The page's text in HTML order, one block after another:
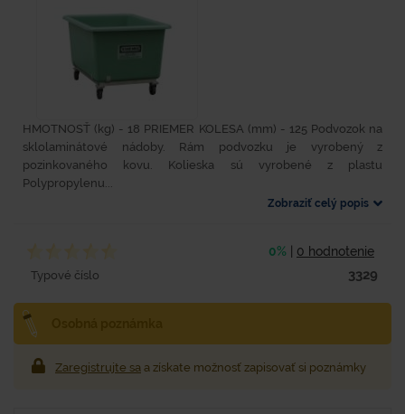
HMOTNOSŤ (kg) - 18 PRIEMER KOLESA (mm) - 125 Podvozok na
sklolaminátové nádoby. Rám podvozku je vyrobený z
pozinkovaného kovu. Kolieska sú vyrobené z plastu
Polypropylenu...
Zobraziť celý popis
0% 0 hodnotenie
Typové číslo 3329
Zaregistrujte sa a získate možnosť zapisovať si poznámky